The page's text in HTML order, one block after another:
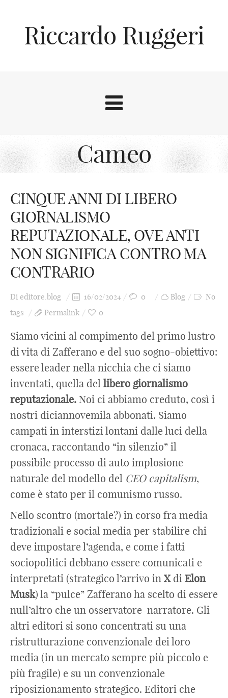
Riccardo Ruggeri
Cameo
CINQUE ANNI DI LIBERO
GIORNALISMO
REPUTAZIONALE, OVE ANTI
NON SIGNIFICA CONTRO MA
CONTRARIO
Di editore.blog 16/02/2024 0 Blog
No
tags
Permalink 0
Siamo vicini al compimento del primo lustro
di vita di Zafferano e del suo sogno-obiettivo:
essere leader nella nicchia che ci siamo
inventati, quella del libero giornalismo
reputazionale. Noi ci abbiamo creduto, così i
nostri diciannovemila abbonati. Siamo
campati in interstizi lontani dalle luci della
cronaca, raccontando “in silenzio” il
possibile processo di auto implosione
naturale del modello del CEO capitalism,
come è stato per il comunismo russo.
Nello scontro (mortale?) in corso fra media
tradizionali e social media per stabilire chi
deve impostare l’agenda, e come i fatti
sociopolitici debbano essere comunicati e
interpretati (strategico l’arrivo in Xdi Elon
Musk) la “pulce” Zafferano ha scelto di essere
null’altro che un osservatore-narratore. Gli
altri editori si sono concentrati su una
ristrutturazione convenzionale dei loro
media (in un mercato sempre più piccolo e
più fragile) e su un convenzionale
riposizionamento strategico. Editori che